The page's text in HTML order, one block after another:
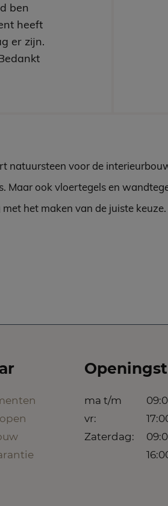
ben
heeft
er zijn.
natuursteen voor de
Maar ook vloertegels en
het maken van de juiste keuze.
ma t/m
vr:
Zaterdag: